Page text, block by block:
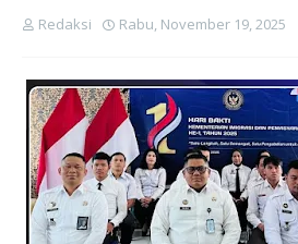
Redaksi Rabu, November 19, 2025